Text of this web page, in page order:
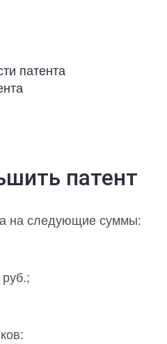
патента
патент
на следующие суммы: